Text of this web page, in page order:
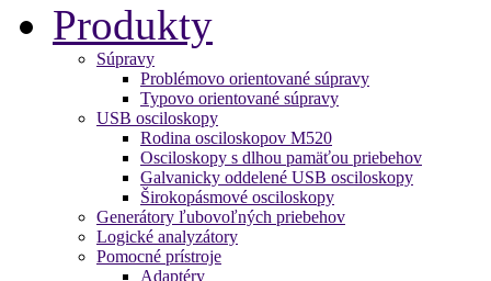
Produkty
Súpravy
Problémovo orientované súpravy
Typovo orientované súpravy
USB osciloskopy
Rodina osciloskopov M520
Osciloskopy s dlhou pamäťou priebehov
Galvanicky oddelené USB osciloskopy
Širokopásmové osciloskopy
Generátory ľubovoľných priebehov
Logické analyzátory
Pomocné prístroje
Adaptéry